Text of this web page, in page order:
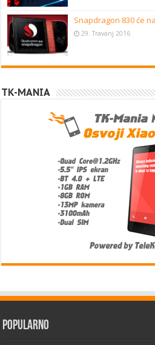
Snapdragon 830 će
29. Travanj 2016
TK-MANIA
Popularno